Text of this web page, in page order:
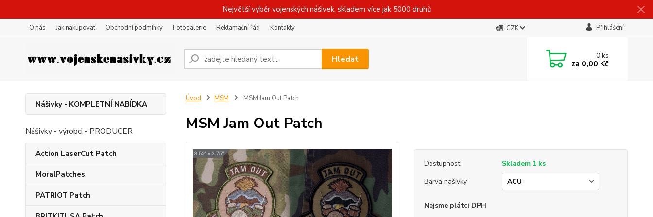
Největší výběr vojenských nášivek, skladem více jak 5000 druhů
O nás Jak nakupovat Obchodní podmínky Fotogalerie Reklamační řád Kontakty CZK Přihlášení
Hledat 0ks
za 0,00 Kč
Nášivky - KOMPLETNÍ NABÍDKA
Nášivky - výrobci - PRODUCER
Action LaserCut Patch
MoralPatches
PATRIOT Patch
Úvod MSM MSM Jam Out Patch
MSM Jam Out Patch
Dostupnost
Skladem 1 ks
Barva našivky
Nejsme plátci DPH